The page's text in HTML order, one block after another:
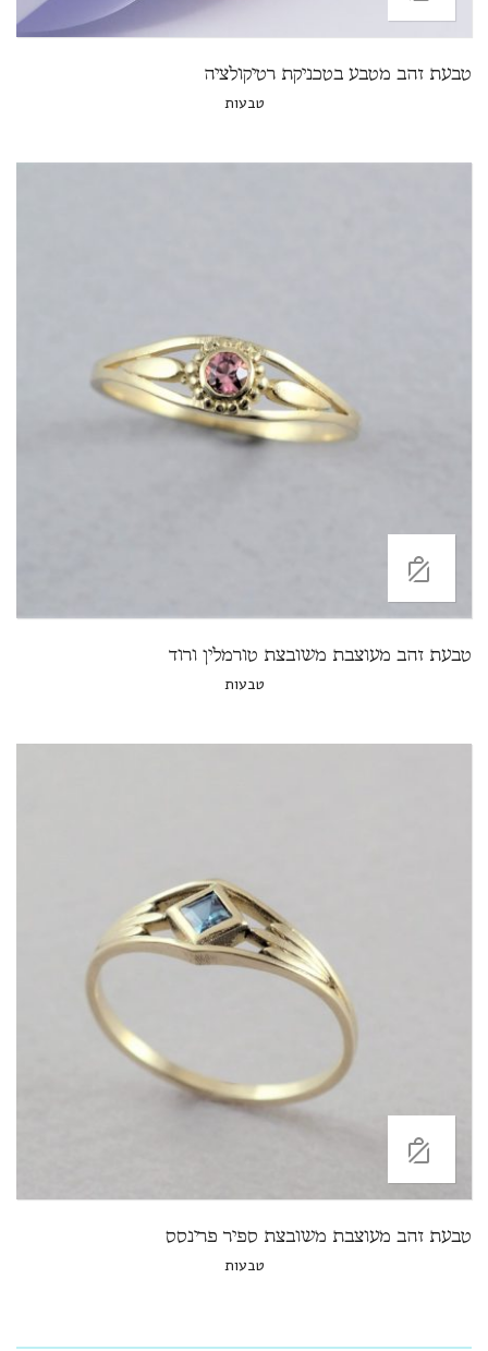
טבעת זהב מטבע בטכניקת רטיקולציה
טבעות
טבעת זהב מעוצבת משובצת טורמלין ורוד
טבעות
טבעת זהב מעוצבת משובצת ספיר פרינסס
טבעות